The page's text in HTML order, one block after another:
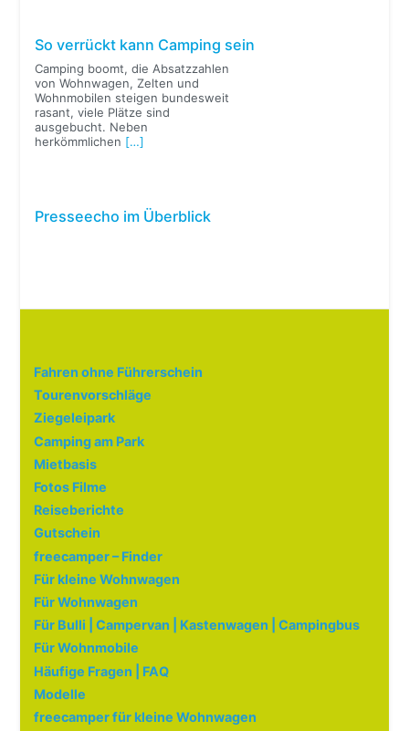
So verrückt kann Camping sein
Camping boomt, die Absatzzahlen
von Wohnwagen, Zelten und
Wohnmobilen steigen bundesweit
rasant, viele Plätze sind
ausgebucht. Neben
herkömmlichen […]
Presseecho im Überblick
Fahren ohne Führerschein
Tourenvorschläge
Ziegeleipark
Camping am Park
Mietbasis
Fotos Filme
Reiseberichte
Gutschein
freecamper – Finder
Für kleine Wohnwagen
Für Wohnwagen
Für Bulli | Campervan | Kastenwagen | Campingbus
Für Wohnmobile
Häufige Fragen | FAQ
Modelle
freecamper für kleine Wohnwagen